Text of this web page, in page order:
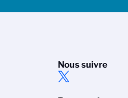
Nous suivre